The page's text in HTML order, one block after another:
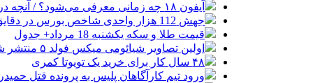
آیفون ۱۸ چه زمانی معرفی می‌شود؟ / آنچه درباره گوشی جدید اپل می‌دانیم
جهش 112 هزار واحدی شاخص بورس در دقایق ابتدایی معاملات امروز
قیمت طلا و سکه یکشنبه 18 مرداد+ جدول
اولین تصاویر شیائومی میکس فولد ۵ منتشر شد
۴۸ سال کار برای خرید یک تویوتا کمری
ورود تیم کارآگاهان پلیس به پرونده قتل